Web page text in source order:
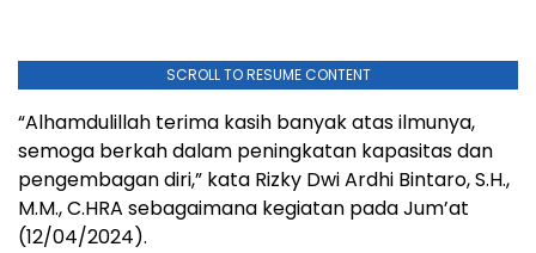
SCROLL TO RESUME CONTENT
“Alhamdulillah terima kasih banyak atas ilmunya,
semoga berkah dalam peningkatan kapasitas dan
pengembagan diri,” kata Rizky Dwi Ardhi Bintaro, S.H.,
M.M., C.HRA sebagaimana kegiatan pada Jum’at
(12/04/2024).